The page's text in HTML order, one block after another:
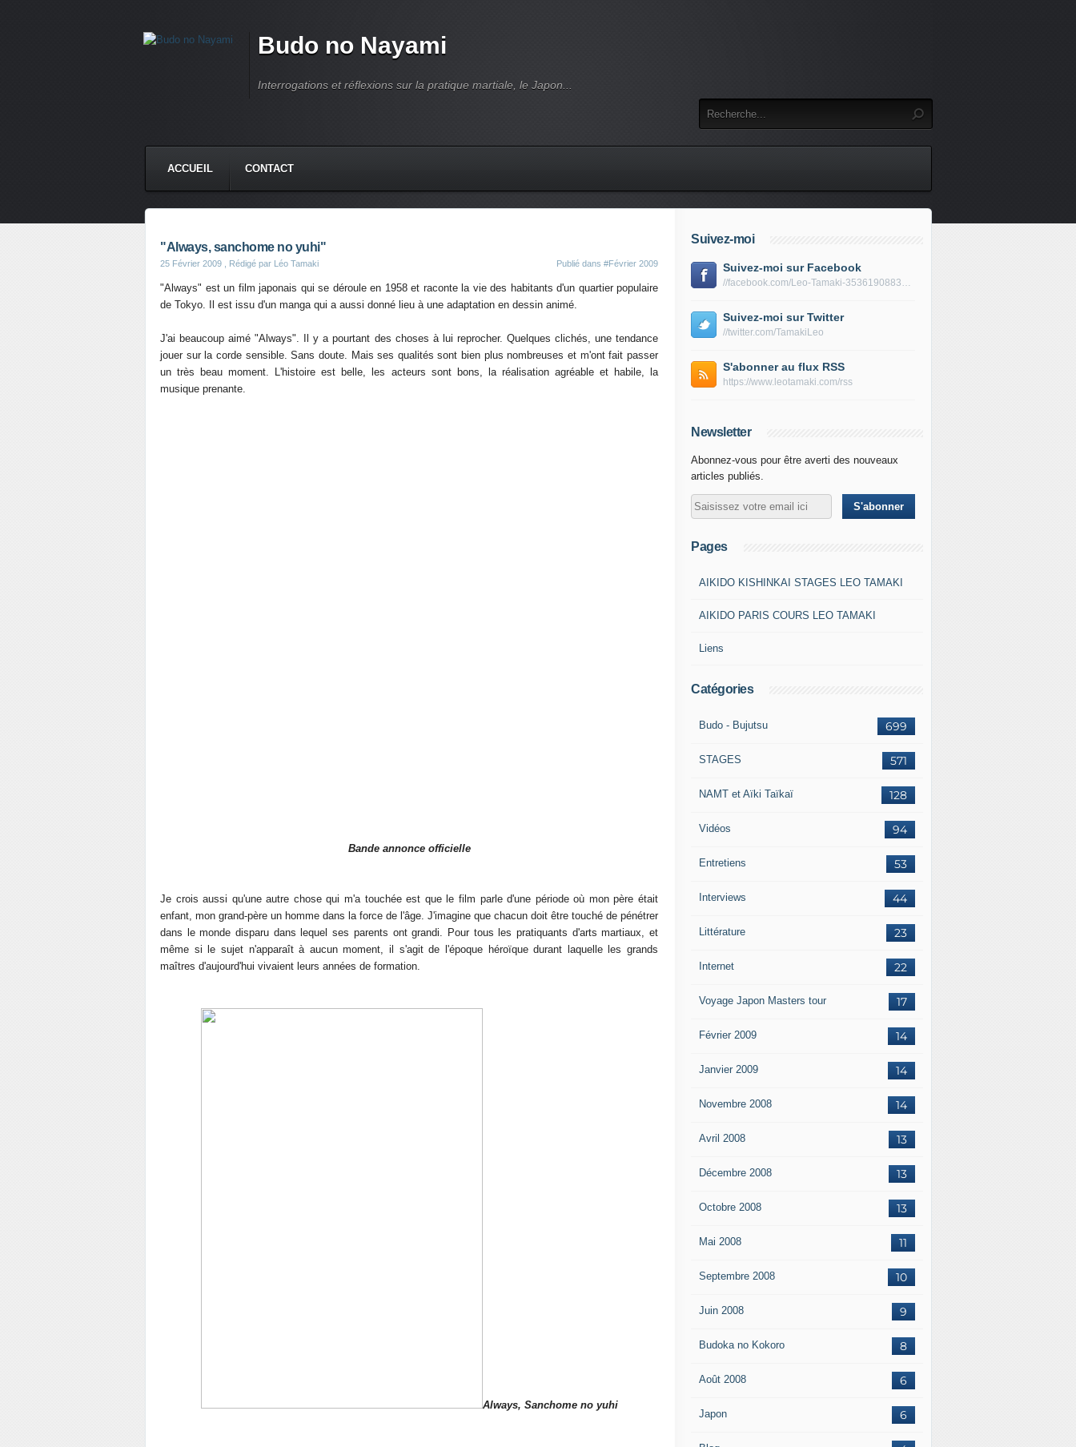
Budo no Nayami
Interrogations et réflexions sur la pratique martiale, le Japon...
ACCUEIL CONTACT
"Always, sanchome no yuhi"
25 Février 2009 , Rédigé par Léo Tamaki Publié dans #Février 2009
"Always" est un film japonais qui se déroule en 1958 et raconte la vie des habitants d'un quartier populaire
de Tokyo. Il est issu d'un manga qui a aussi donné lieu à une adaptation en dessin animé.
J'ai beaucoup aimé "Always". Il y a pourtant des choses à lui reprocher. Quelques clichés, une tendance
jouer sur la corde sensible. Sans doute. Mais ses qualités sont bien plus nombreuses et m'ont fait passer
un très beau moment. L'histoire est belle, les acteurs sont bons, la réalisation agréable et habile, la
musique prenante.
Bande annonce officielle
Je crois aussi qu'une autre chose qui m'a touchée est que le film parle d'une période où mon père était
enfant, mon grand-père un homme dans la force de l'âge. J'imagine que chacun doit être touché de pénétrer
dans le monde disparu dans lequel ses parents ont grandi. Pour tous les pratiquants d'arts martiaux, et
même si le sujet n'apparaît à aucun moment, il s'agit de l'époque héroïque durant laquelle les grands
maîtres d'aujourd'hui vivaient leurs années de formation.
Always, Sanchome no yuhi
Suivez-moi
Suivez-moi sur Facebook
//facebook.com/Leo-Tamaki-353619088319688/
Suivez-moi sur Twitter
//twitter.com/TamakiLeo
S'abonner au flux RSS
https://www.leotamaki.com/rss
Newsletter
Abonnez-vous pour être averti des nouveaux
articles publiés.
Pages
AIKIDO KISHINKAI STAGES LEO TAMAKI
AIKIDO PARIS COURS LEO TAMAKI
Liens
Catégories
699
Budo - Bujutsu
571
STAGES
128
NAMT et Aïki Taïkaï
94
Vidéos
53
Entretiens
44
Interviews
23
Littérature
22
Internet
17
Voyage Japon Masters tour
14
Février 2009
14
Janvier 2009
14
Novembre 2008
13
Avril 2008
13
Décembre 2008
13
Octobre 2008
11
Mai 2008
10
Septembre 2008
9
Juin 2008
8
Budoka no Kokoro
6
Août 2008
6
Japon